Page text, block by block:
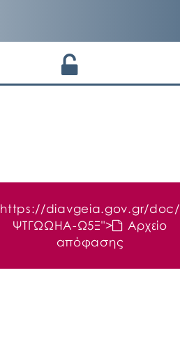
https://diavgeia.gov.gr/doc/
ΨΤΓΩΩΗΑ-Ω5Ξ">
Αρχείο
απόφασης